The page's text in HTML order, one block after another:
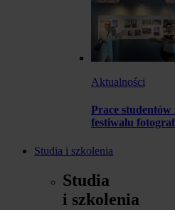
Aktualności
Prace studentów
festiwalu
Studia i szkolenia
Studia
i szkolenia